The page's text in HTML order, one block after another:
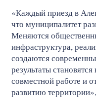
«Каждый приезд в
что муниципалитет
Меняются
инфраструктура,
создаются
результаты
совместной работе и
развитию